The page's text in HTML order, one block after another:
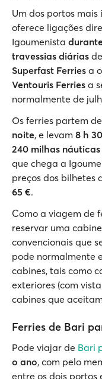
Um dos portos
oferece ligações
Igoumenista
travessias diárias de
Superfast Ferries a
Ventouris Ferries a
normalmente de
Os ferries partem
noite, e levam 8 h
240 milhas náuticas
que chega a
preços dos bilhetes
65 €.
Como a viagem de
reservar uma
convencionais que
pode normalmente
cabines, tais como
exteriores (com
cabines que
Ferries de Bari
Pode viajar de Bari
o ano, com pelo
entre os dois portos